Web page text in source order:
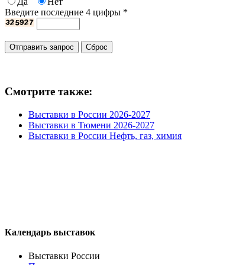
Введите последние 4 цифры *
Смотрите также:
Выставки в России 2026-2027
Выставки в Тюмени 2026-2027
Выставки в России Нефть, газ, химия
Календарь выставок
Выставки России